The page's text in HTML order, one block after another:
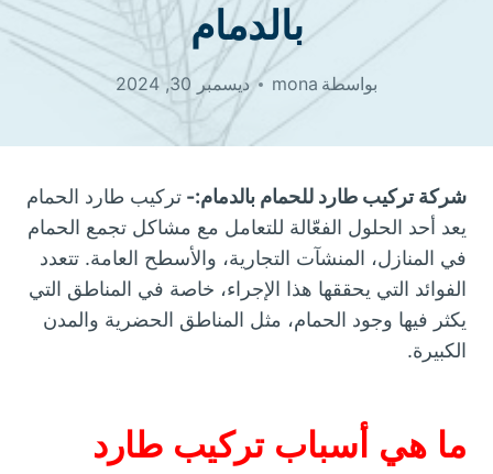
بالدمام
بواسطة mona ديسمبر 30, 2024
شركة تركيب طارد للحمام بالدمام:- تركيب طارد الحمام
يعد أحد الحلول الفعّالة للتعامل مع مشاكل تجمع الحمام
في المنازل، المنشآت التجارية، والأسطح العامة. تتعدد
الفوائد التي يحققها هذا الإجراء، خاصة في المناطق التي
يكثر فيها وجود الحمام، مثل المناطق الحضرية والمدن
الكبيرة.
ما هي أسباب تركيب طارد